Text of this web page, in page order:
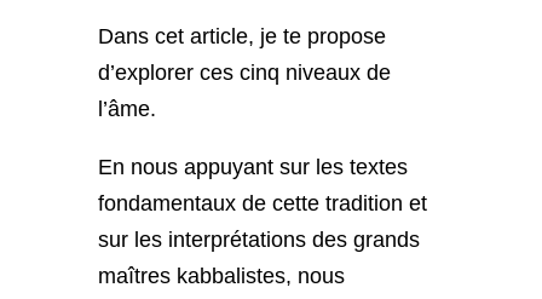
Dans cet article, je te propose
d’explorer ces cinq niveaux de
l’âme.
En nous appuyant sur les textes
fondamentaux de cette tradition et
sur les interprétations des grands
maîtres kabbalistes, nous